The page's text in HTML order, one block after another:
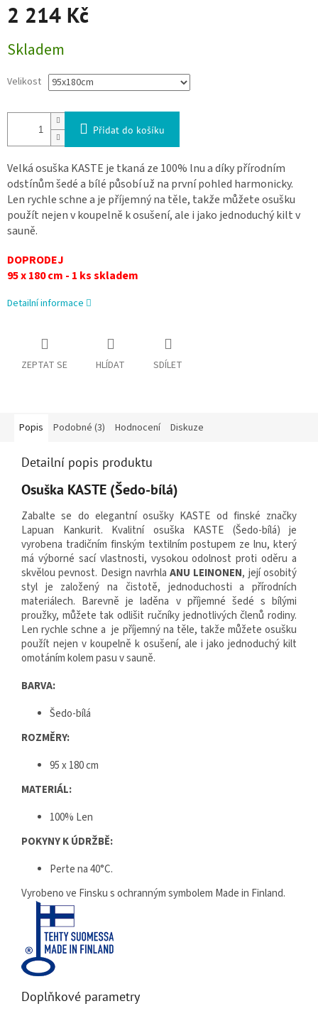
2 214 Kč
Skladem
Velikost
Přidat do košíku
Velká osuška KASTE je tkaná ze 100% lnu a díky přírodním
odstínům šedé a bílé působí už na první pohled harmonicky.
Len rychle schne a je příjemný na těle, takže můžete osušku
použít nejen v koupelně k osušení, ale i jako jednoduchý kilt v
sauně.
DOPRODEJ
95 x 180 cm - 1 ks skladem
Detailní informace
ZEPTAT SE HLÍDAT SDÍLET
Popis Podobné (3) Hodnocení Diskuze
Detailní popis produktu
Osuška KASTE (Šedo-bílá)
Zabalte se do elegantní osušky KASTE od finské značky
Lapuan Kankurit. Kvalitní osuška KASTE (Šedo-bílá) je
vyrobena tradičním finským textilním postupem ze lnu, který
má výborné sací vlastnosti, vysokou odolnost proti oděru a
skvělou pevnost. Design navrhlaANU LEINONEN, její osobitý
styl je založený na čistotě, jednoduchosti a přírodních
materiálech. Barevně je laděna v příjemné šedé s bílými
proužky, můžete tak odlišit ručníky jednotlivých členů rodiny.
Len rychle schne a je příjemný na těle, takže můžete osušku
použít nejen v koupelně k osušení, ale i jako jednoduchý kilt
omotáním kolem pasu v sauně.
BARVA:
Šedo-bílá
ROZMĚRY:
95 x 180 cm
MATERIÁL:
100% Len
POKYNY K ÚDRŽBĚ:
Perte na 40°C.
Vyrobeno ve Finsku s ochranným symbolem Made in Finland.
Doplňkové parametry